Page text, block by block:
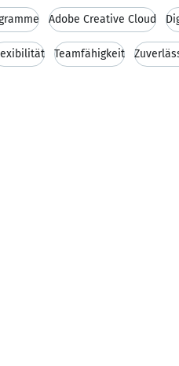
Adobe Creative Cloud
Teamfähigkeit